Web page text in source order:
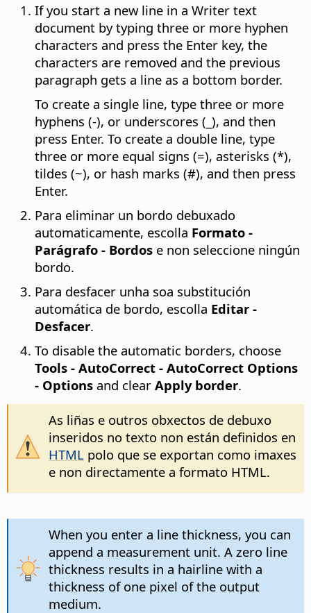
If you start a new line in a Writer text
document by typing three or more hyphen
characters and press the Enter key, the
characters are removed and the previous
paragraph gets a line as a bottom border.
To create a single line, type three or more
hyphens (-), or underscores (_), and then
press Enter. To create a double line, type
three or more equal signs (=), asterisks (*),
tildes (~), or hash marks (#), and then press
Enter.
Para eliminar un bordo debuxado
automaticamente, escolla Formato -
Parágrafo - Bordos e non seleccione ningún
bordo.
Para desfacer unha soa substitución
automática de bordo, escolla Editar -
Desfacer.
To disable the automatic borders, choose
Tools - AutoCorrect - AutoCorrect Options
- Options and clear Apply border.
As liñas e outros obxectos de debuxo
inseridos no texto non están definidos en
HTML polo que se exportan como imaxes
e non directamente a formato HTML.
When you enter a line thickness, you can
append a measurement unit. A zero line
thickness results in a hairline with a
thickness of one pixel of the output
medium.